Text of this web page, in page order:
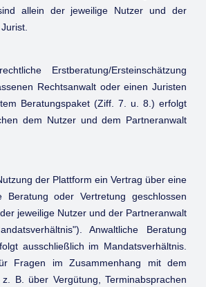
allein der jeweilige Nutzer und der
Erstberatung/Ersteinschätzung
Rechtsanwalt oder einen Juristen
Beratungspaket (Ziff. 7. u. 8.) erfolgt
dem Nutzer und dem Partneranwalt
der Plattform ein Vertrag über eine
Beratung oder Vertretung geschlossen
jeweilige Nutzer und der Partneranwalt
Anwaltliche Beratung
ausschließlich im Mandatsverhältnis.
Fragen im Zusammenhang mit dem
z. B. über Vergütung, Terminabsprachen